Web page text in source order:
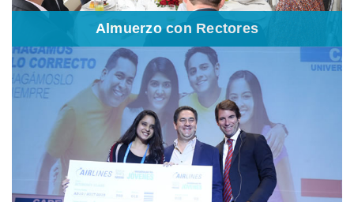
Almuerzo con Rectores
La Entrevista de tu Vida
Nuestro aliado es Nestlé, con esta actividad buscamos promover
las herramientas de empleabilidad de los participantes. La
Entrevista de tu Vida es parte de una estrategia mundial
denominada la Iniciativa por los Jóvenes de Nestlé. Los
ganadores conocen distintas sedes de la empresa en el mundo. El
2015 fue Suiza, el 2016 fue México y el 2017, Brasil.